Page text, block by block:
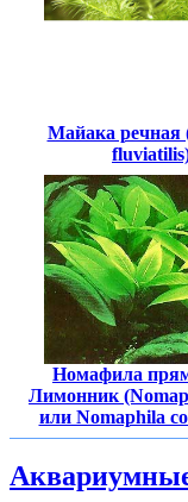
Майака речная
Номафила
Лимонник
или Nomaphila